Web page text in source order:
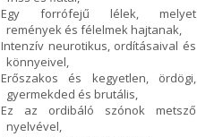
Egy forrófejű lélek, melyet
remények és félelmek hajtanak,
Intenzív neurotikus, ordításaival és
könnyeivel,
Erőszakos és kegyetlen, ördögi,
gyermekded és brutális,
Ez az ordibáló szónok metsző
nyelvével,